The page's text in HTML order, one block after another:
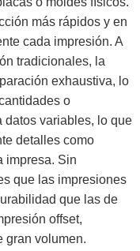
más rápidos y en
cada impresión. A
tradicionales, la
exhaustiva, lo
o
datos variables, lo que
detalles como
impresa. Sin
que las impresiones
que las de
offset,
gran volumen.